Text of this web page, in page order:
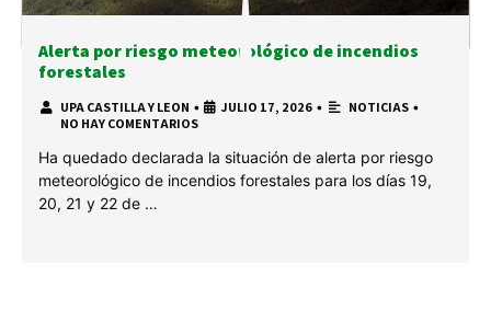
Alerta por riesgo meteorológico de incendios
forestales
UPA CASTILLA Y LEON • JULIO 17, 2026 • NOTICIAS •
NO HAY COMENTARIOS
Ha quedado declarada la situación de alerta por riesgo
meteorológico de incendios forestales para los días 19,
20, 21 y 22 de …